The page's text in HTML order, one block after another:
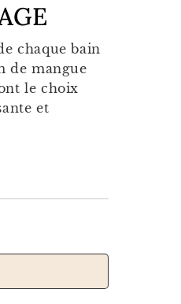
chaque bain
de mangue
le choix
et